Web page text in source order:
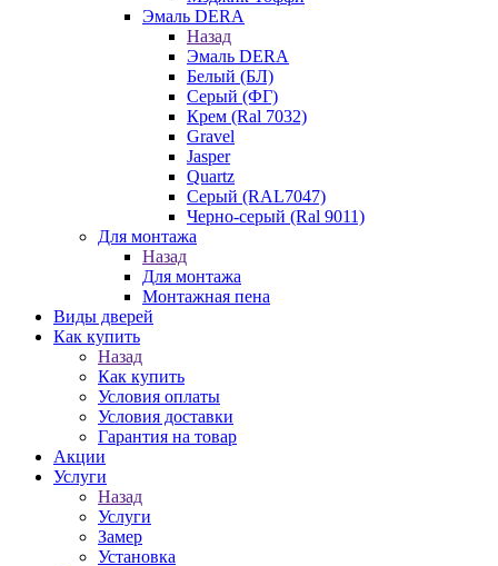
Эмаль DERA
Назад
Эмаль DERA
Белый (БЛ)
Серый (ФГ)
Крем (Ral 7032)
Gravel
Jasper
Quartz
Серый (RAL7047)
Черно-серый (Ral 9011)
Для монтажа
Назад
Для монтажа
Монтажная пена
Виды дверей
Как купить
Назад
Как купить
Условия оплаты
Условия доставки
Гарантия на товар
Акции
Услуги
Назад
Услуги
Замер
Установка